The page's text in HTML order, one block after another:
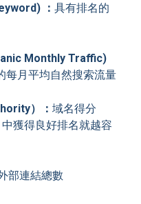
： 具有排名的
Monthly Traffic)
每月平均自然搜索流量
）： 域名得分
中獲得良好排名就越容
部連結總數